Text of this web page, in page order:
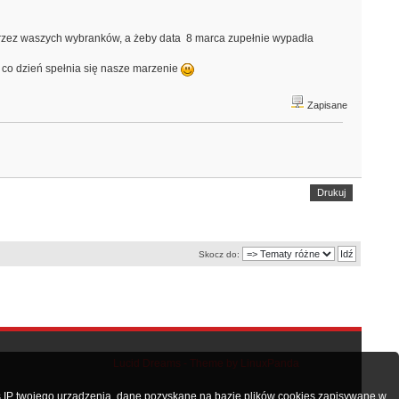
wybranków, a żeby data 8 marca zupełnie wypadła
spełnia się nasze marzenie
Zapisane
Drukuj
Skocz do:
Lucid Dreams - Theme by LinuxPanda
twojego urządzenia, dane pozyskane na bazie plików cookies zapisywane w